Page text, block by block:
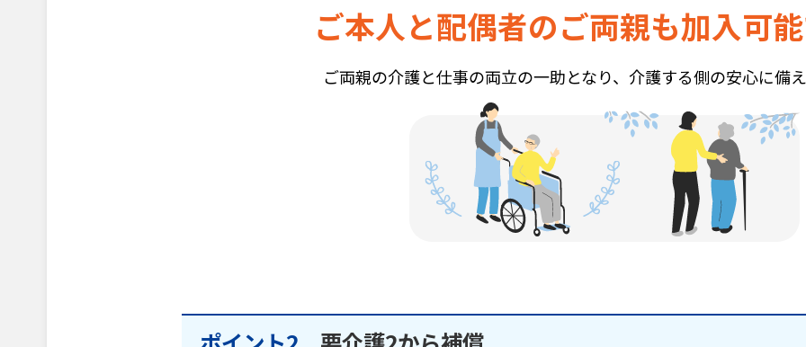
ご本人と配偶者のご両親も加入可
ご両親の介護と仕事の両立の一助となり、介護する側の安心に備